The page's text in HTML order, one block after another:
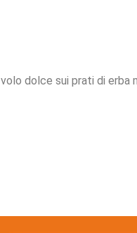
dolce sui prati di erba